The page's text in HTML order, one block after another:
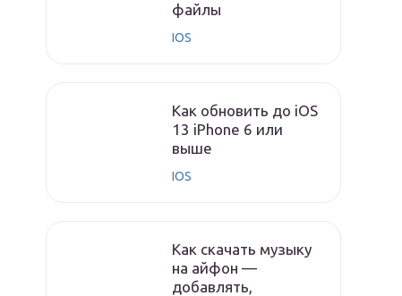
файлы
IOS
Как обновить до iOS
13 iPhone 6 или
выше
IOS
Как скачать музыку
на айфон —
добавлять,